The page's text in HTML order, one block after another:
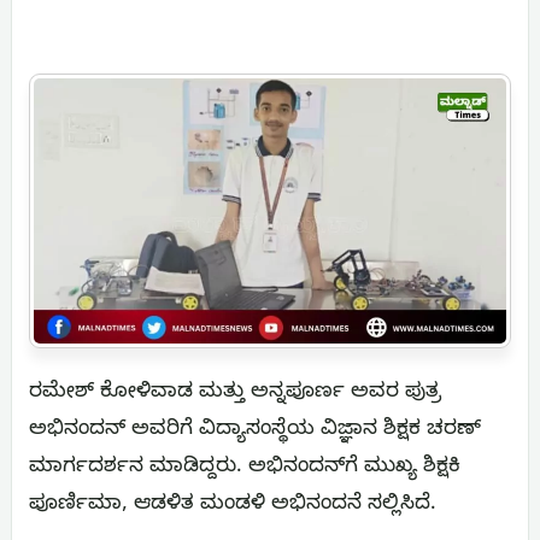
ರಮೇಶ್ ಕೋಳಿವಾಡ ಮತ್ತು ಅನ್ನಪೂರ್ಣ ಅವರ ಪುತ್ರ
ಅಭಿನಂದನ್ ಅವರಿಗೆ ವಿದ್ಯಾಸಂಸ್ಥೆಯ ವಿಜ್ಞಾನ ಶಿಕ್ಷಕ ಚರಣ್
ಮಾರ್ಗದರ್ಶನ ಮಾಡಿದ್ದರು. ಅಭಿನಂದನ್‌ಗೆ ಮುಖ್ಯ ಶಿಕ್ಷಕಿ
ಪೂರ್ಣಿಮಾ, ಆಡಳಿತ ಮಂಡಳಿ ಅಭಿನಂದನೆ ಸಲ್ಲಿಸಿದೆ.